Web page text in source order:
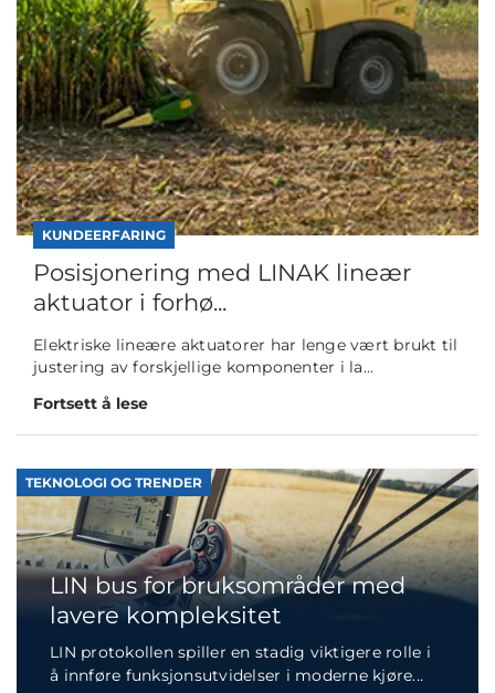
KUNDEERFARING
Posisjonering med LINAK lineær
aktuator i forhø...
Elektriske lineære aktuatorer har lenge vært brukt til
justering av forskjellige komponenter i la...
Fortsett å lese
TEKNOLOGI OG TRENDER
LIN bus for bruksområder med
lavere kompleksitet
LIN protokollen spiller en stadig viktigere rolle i
å innføre funksjonsutvidelser i moderne kjøre...